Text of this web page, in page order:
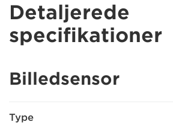
Detaljerede
specifikationer
Billedsensor
Type